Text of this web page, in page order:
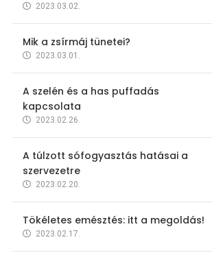
2023.03.02.
Mik a zsírmáj tünetei?
2023.03.01.
A szelén és a has puffadás
kapcsolata
2023.02.26.
A túlzott sófogyasztás hatásai a
szervezetre
2023.02.20.
Tökéletes emésztés: itt a megoldás!
2023.02.17.